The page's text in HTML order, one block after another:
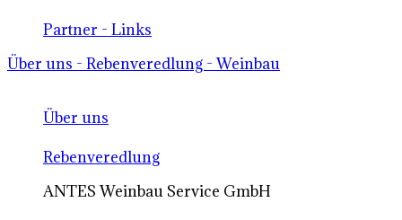
Partner - Links
Über uns - Rebenveredlung - Weinbau
Über uns
Rebenveredlung
ANTES Weinbau Service GmbH